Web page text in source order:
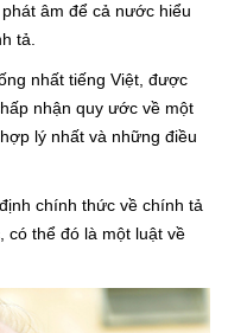
âm để cả nước hiểu
tả.
nhất tiếng Việt, được
nhận quy ước về một
lý nhất và những điều
chính thức về chính tả
có thể đó là một luật về